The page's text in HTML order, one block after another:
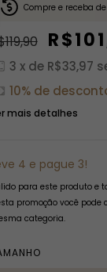
Compre e receba
3 x de R$33,97
10% de
mais detalhes
4 e pague 3!
para este produto e
promoção você
categoria.